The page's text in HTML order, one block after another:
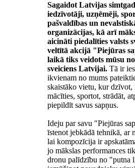
Sagaidot Latvijas
iedzīvotāji, uzņēmēji,
pašvaldības un
organizācijas, kā arī
aicināti piedalīties valsts
veltītā akcijā "Piejūras
laikā tiks veidots mūsu
sveiciens Latvijai. Tā ir
ikvienam no mums
skaistāko vietu, kur dzīvot,
mācīties, sportot, strādāt,
piepildīt savus sapņus.
Ideju par savu "Piejūras
īstenot jebkādā tehnikā, ar
lai kompozīcija ir
jo mākslas performances
dronu palīdzību no "putna